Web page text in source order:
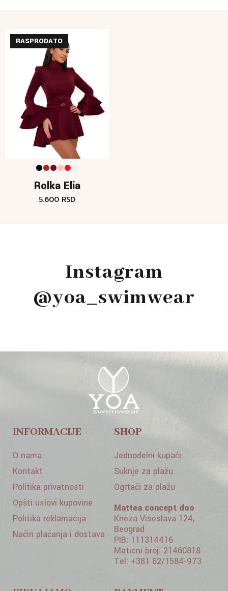
RASPRODATO
Rolka Elia
5.600 RSD
Instagram
@yoa_swimwear
INFORMACIJE
O nama
Kontakt
Politika privatnosti
Opšti uslovi kupovine
Politika reklamacija
Način plaćanja i dostava
SHOP
Jednodelni kupaći
Suknje za plažu
Ogrtači za plažu
Mattea concept doo
Kneza Viseslava 124,
Beograd
PIB: 111314416
Maticni broj: 21460818
Tel: +381 62/1584-973